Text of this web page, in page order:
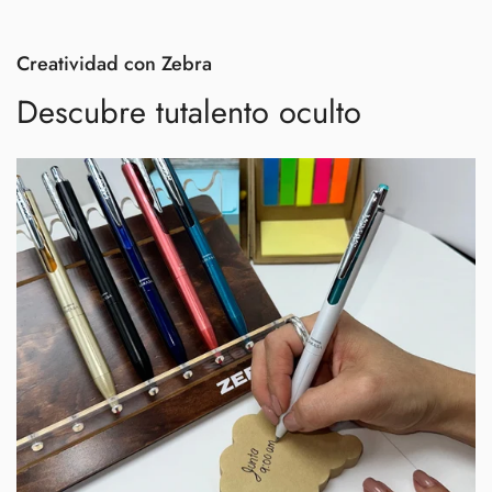
Creatividad con Zebra
Descubre tutalento oculto